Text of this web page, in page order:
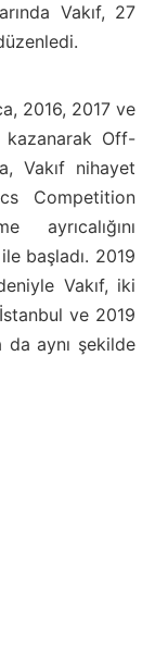
Vakıf, 27
2016, 2017 ve
kazanarak Off-
Vakıf nihayet
Competition
ayrıcalığını
başladı. 2019
Vakıf, iki
ve 2019
da aynı şekilde